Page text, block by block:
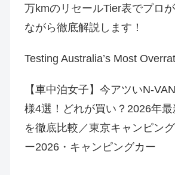
万kmのリセールTier表でプロ
ながら徹底解説します！
Testing Australia’s Most
【車中泊女子】今アツいN-
様4選！どれが買い？2026年
を徹底比較／東京キャンピン
ー2026・キャンピングカー